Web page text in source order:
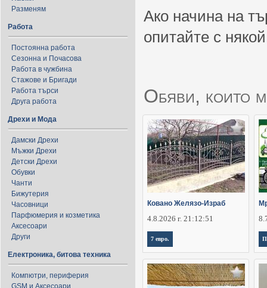
Разменям
Работа
Постоянна работа
Сезонна и Почасова
Работа в чужбина
Стажове и Бригади
Работа търси
Друга работа
Дрехи и Мода
Дамски Дрехи
Мъжки Дрехи
Детски Дрехи
Обувки
Чанти
Бижутерия
Часовници
Парфюмерия и козметика
Аксесоари
Други
Електроника, битова техника
Компютри, периферия
GSM и Аксесоари
Ако начина на
опитайте с
Обяви, които
Ковано Желязо-Израб
4.8.2026 г. 21:12:51
7 евро.